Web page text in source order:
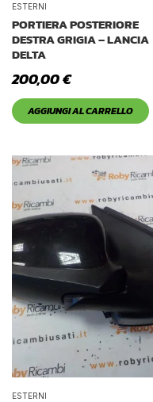
ESTERNI
PORTIERA POSTERIORE
DESTRA GRIGIA – LANCIA
DELTA
200,00€
AGGIUNGI AL CARRELLO
ESTERNI